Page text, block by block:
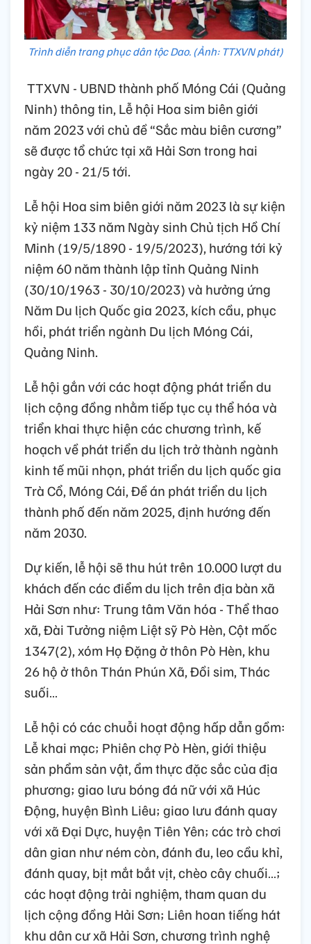
Trình diễn trang phục dân tộc Dao. (Ảnh: TTXVN phát)
TTXVN - UBND thành phố Móng Cái (Quảng
Ninh) thông tin, Lễ hội Hoa sim biên giới
năm 2023 với chủ đề “Sắc màu biên cương”
sẽ được tổ chức tại xã Hải Sơn trong hai
ngày 20 - 21/5 tới.
Lễ hội Hoa sim biên giới năm 2023 là sự kiện
kỷ niệm 133 năm Ngày sinh Chủ tịch Hồ Chí
Minh (19/5/1890 - 19/5/2023), hướng tới kỷ
niệm 60 năm thành lập tỉnh Quảng Ninh
(30/10/1963 - 30/10/2023) và hưởng ứng
Năm Du lịch Quốc gia 2023, kích cầu, phục
hồi, phát triển ngành Du lịch Móng Cái,
Quảng Ninh.
Lễ hội gắn với các hoạt động phát triển du
lịch cộng đồng nhằm tiếp tục cụ thể hóa và
triển khai thực hiện các chương trình, kế
hoạch về phát triển du lịch trở thành ngành
kinh tế mũi nhọn, phát triển du lịch quốc gia
Trà Cổ, Móng Cái, Đề án phát triển du lịch
thành phố đến năm 2025, định hướng đến
năm 2030.
Dự kiến, lễ hội sẽ thu hút trên 10.000 lượt du
khách đến các điểm du lịch trên địa bàn xã
Hải Sơn như: Trung tâm Văn hóa - Thể thao
xã, Đài Tưởng niệm Liệt sỹ Pò Hèn, Cột mốc
1347(2), xóm Họ Đặng ở thôn Pò Hèn, khu
26 hộ ở thôn Thán Phún Xã, Đồi sim, Thác
suối…
Lễ hội có các chuỗi hoạt động hấp dẫn gồm:
Lễ khai mạc; Phiên chợ Pò Hèn, giới thiệu
sản phẩm sản vật, ẩm thực đặc sắc của địa
phương; giao lưu bóng đá nữ với xã Húc
Động, huyện Bình Liêu; giao lưu đánh quay
với xã Đại Dực, huyện Tiên Yên; các trò chơi
dân gian như ném còn, đánh đu, leo cầu khỉ,
đánh quay, bịt mắt bắt vịt, chèo cây chuối…;
các hoạt động trải nghiệm, tham quan du
lịch cộng đồng Hải Sơn; Liên hoan tiếng hát
khu dân cư xã Hải Sơn, chương trình nghệ